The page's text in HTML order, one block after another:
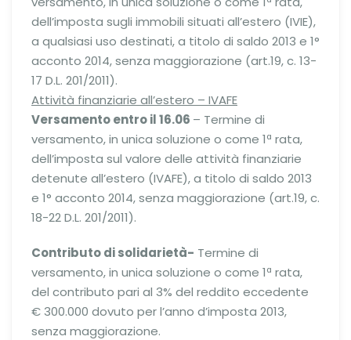
dell’imposta sugli immobili situati all’estero (IVIE),
a qualsiasi uso destinati, a titolo di saldo 2013 e 1°
acconto 2014, senza maggiorazione (art.19, c. 13-
17 D.L. 201/2011).
Attività finanziarie all’estero – IVAFE
Versamento entro il 16.06 – Termine di
versamento, in unica soluzione o come 1ª rata,
dell’imposta sul valore delle attività finanziarie
detenute all’estero (IVAFE), a titolo di saldo 2013
e 1° acconto 2014, senza maggiorazione (art.19, c.
18-22 D.L. 201/2011).
Contributo di solidarietà- Termine di
versamento, in unica soluzione o come 1ª rata,
del contributo pari al 3% del reddito eccedente
€ 300.000 dovuto per l’anno d’imposta 2013,
senza maggiorazione.